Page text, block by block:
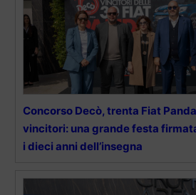
Concorso Decò, trenta Fiat
vincitori: una grande festa
i dieci anni dell’insegna